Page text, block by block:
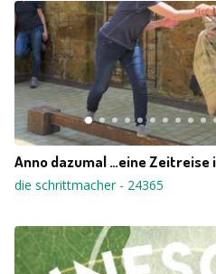
Anno dazumal …eine Zeitreise
die schrittmacher- 24365